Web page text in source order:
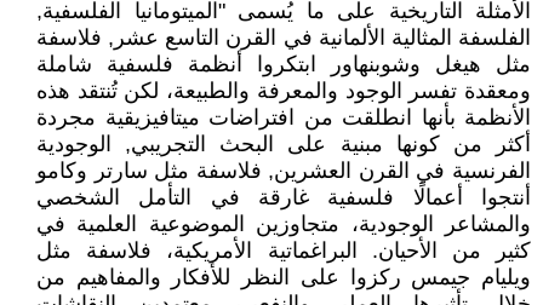
الأمثلة التاريخية على ما يُسمى "الميتومانيا الفلسفية,
الفلسفة المثالية الألمانية في القرن التاسع عشر, فلاسفة
مثل هيغل وشوبنهاور ابتكروا أنظمة فلسفية شاملة
ومعقدة تفسر الوجود والمعرفة والطبيعة، لكن تُنتقد هذه
الأنظمة بأنها انطلقت من افتراضات ميتافيزيقية مجردة
أكثر من كونها مبنية على البحث التجريبي, الوجودية
الفرنسية في القرن العشرين, فلاسفة مثل سارتر وكامو
أنتجوا أعمالًا فلسفية غارقة في التأمل الشخصي
والمشاعر الوجودية، متجاوزين الموضوعية العلمية في
كثير من الأحيان. البراغماتية الأمريكية، فلاسفة مثل
ويليام جيمس ركزوا على النظر للأفكار والمفاهيم من